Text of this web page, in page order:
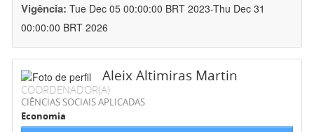
Vigência: Tue Dec 05 00:00:00 BRT 2023-Thu Dec 31
00:00:00 BRT 2026
Aleix Altimiras Martin
COORDENADOR(A)
CIÊNCIAS SOCIAIS APLICADAS
Economia